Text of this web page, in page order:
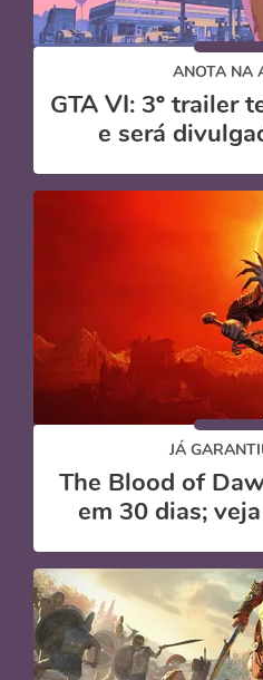
ANOTA NA
GTA VI: 3º trailer
e será
JÁ
The Blood of
em 30 dias;